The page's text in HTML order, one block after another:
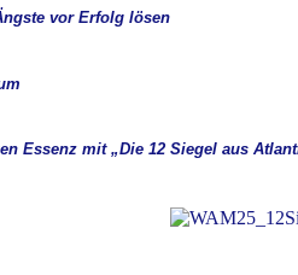
vor Erfolg lösen
Essenz mit „Die 12 Siegel aus